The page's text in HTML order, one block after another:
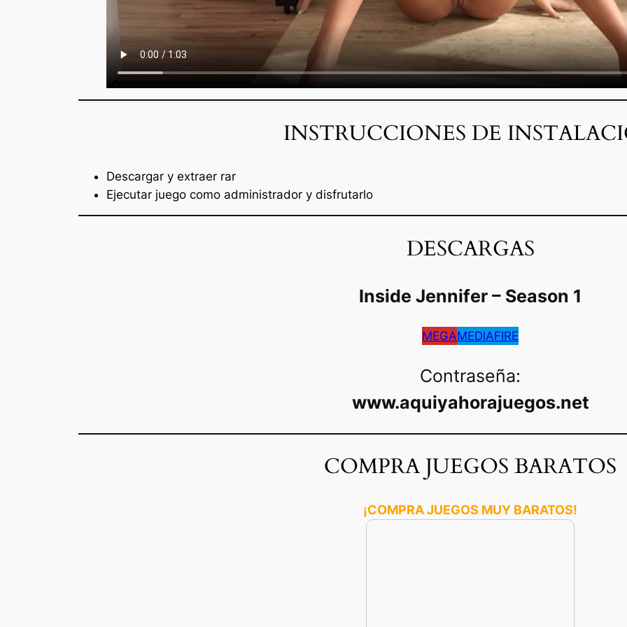
INSTRUCCIONES DE
Descargar y extraer rar
Ejecutar juego como administrador y disfrutarlo
DESCARGAS
Inside Jennifer – Season 1
MEGAMEDIAFIRE
Contraseña:
www.aquiyahorajuegos.net
COMPRA JUEGOS BARATOS
¡COMPRA JUEGOS MUY BARATOS!